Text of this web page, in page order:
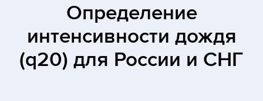
Определение
интенсивности дождя
(q20) для России и СНГ